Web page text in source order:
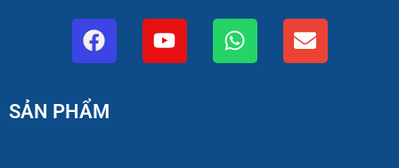
SẢN PHẨM